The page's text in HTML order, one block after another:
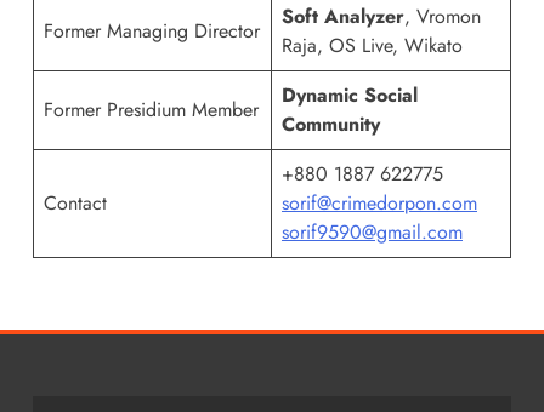
Former Managing Director
Soft Analyzer, Vromon
Raja, OS Live, Wikato
Former Presidium Member
Dynamic Social
Community
Contact
+880 1887 622775
sorif@crimedorpon.com
sorif9590@gmail.com